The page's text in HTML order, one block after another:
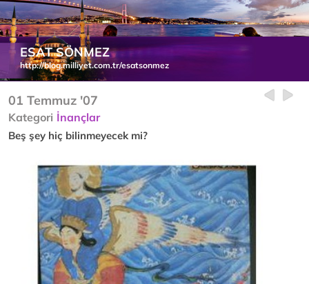
ESAT SÖNMEZ
http://blog.milliyet.com.tr/esatsonmez
01 Temmuz '07
Kategori İnançlar
Beş şey hiç bilinmeyecek mi?